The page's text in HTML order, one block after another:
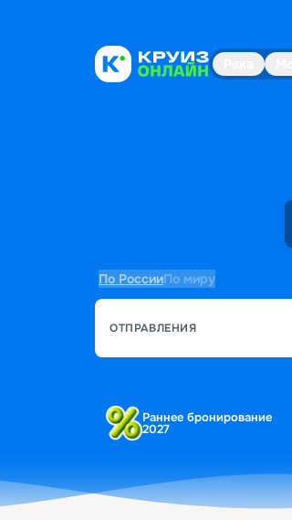
По РоссииПо миру
ОТПРАВЛЕНИЯ
Раннее бронирование
2027